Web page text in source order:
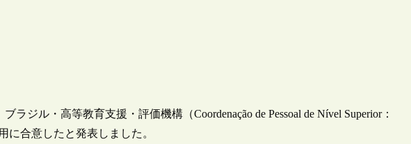
ラジル・高等教育支援・評価機構（Coordenação de Pessoal de Nível Superior：
に合意したと発表しました。